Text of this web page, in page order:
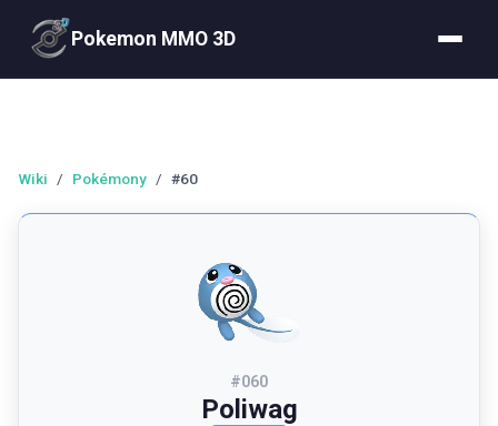
Pokemon MMO 3D
Wiki / Pokémony / #60
#060
Poliwag